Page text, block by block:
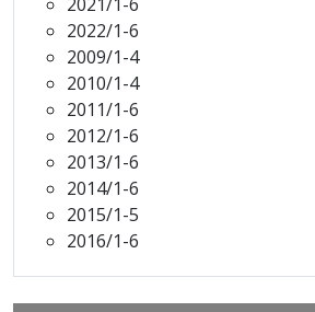
2022/1-6
2009/1-4
2010/1-4
2011/1-6
2012/1-6
2013/1-6
2014/1-6
2015/1-5
2016/1-6